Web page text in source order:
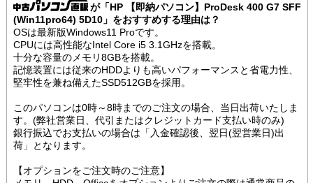
が「HP 【即納パソコン】ProDesk 400 G7 SFF
(Win11pro64) 5D10」をおすすめする理由は？
OSは最新版Windows11 Proです。
CPUには高性能なIntel Core i5 3.1GHzを搭載。
十分な容量のメモリ8GBを搭載。
記憶装置には従来のHDDよりも高いパフォーマンスと省電力性、
堅牢性を兼ね備えたSSD512GBを採用。
このパソコンは0時～8時までのご注文の場合、当日出荷いたしま
す。(弊社営業日、代引またはクレジットカード支払い時のみ)
銀行振込でお支払いの場合は「入金確認後、翌日(翌営業日)出
荷」となります。
【オプションをご注文時のご注意】